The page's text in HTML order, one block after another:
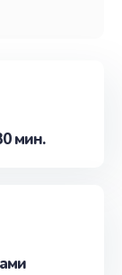
мин.